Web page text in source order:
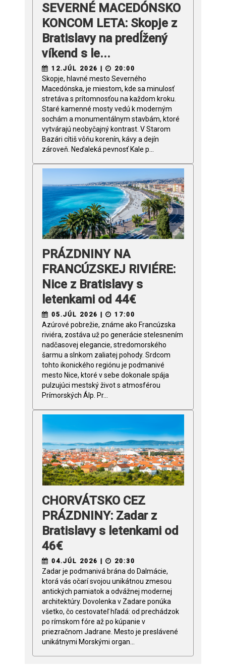
SEVERNÉ MACEDÓNSKO
KONCOM LETA: Skopje z
Bratislavy na predĺžený
víkend s le...
12.JÚL 2026 | 20:00
Skopje, hlavné mesto Severného
Macedónska, je miestom, kde sa minulosť
stretáva s prítomnosťou na každom kroku.
Staré kamenné mosty vedú k moderným
sochám a monumentálnym stavbám, ktoré
vytvárajú neobyčajný kontrast. V Starom
Bazári cítiš vôňu korenín, kávy a dejín
zároveň. Neďaleká pevnosť Kale p...
PRÁZDNINY NA
FRANCÚZSKEJ RIVIÉRE:
Nice z Bratislavy s
letenkami od 44€
05.JÚL 2026 | 17:00
Azúrové pobrežie, známe ako Francúzska
riviéra, zostáva už po generácie stelesnením
nadčasovej elegancie, stredomorského
šarmu a slnkom zaliatej pohody. Srdcom
tohto ikonického regiónu je podmanivé
mesto Nice, ktoré v sebe dokonale spája
pulzujúci mestský život s atmosférou
Prímorských Álp. Pr...
CHORVÁTSKO CEZ
PRÁZDNINY: Zadar z
Bratislavy s letenkami od
46€
04.JÚL 2026 | 20:30
Zadar je podmanivá brána do Dalmácie,
ktorá vás očarí svojou unikátnou zmesou
antických pamiatok a odvážnej modernej
architektúry. Dovolenka v Zadare ponúka
všetko, čo cestovateľ hľadá: od prechádzok
po rímskom fóre až po kúpanie v
priezračnom Jadrane. Mesto je preslávené
unikátnymi Morskými organ...